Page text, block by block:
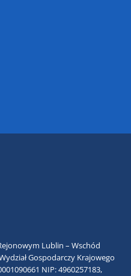
Lublin – Wschód
Gospodarczy Krajowego
NIP: 4960257183,